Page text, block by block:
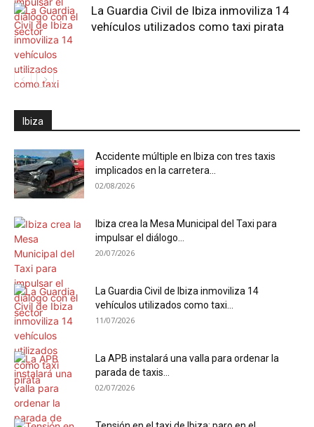
La Guardia Civil de Ibiza inmoviliza 14
vehículos utilizados como taxi pirata
Ibiza
Accidente múltiple en Ibiza con tres taxis
implicados en la carretera...
02/08/2026
Ibiza crea la Mesa Municipal del Taxi para
impulsar el diálogo...
20/07/2026
La Guardia Civil de Ibiza inmoviliza 14
vehículos utilizados como taxi...
11/07/2026
La APB instalará una valla para ordenar la
parada de taxis...
02/07/2026